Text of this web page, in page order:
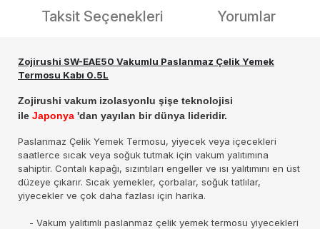
Taksit Seçenekleri Yorumlar
Zojirushi SW-EAE50 Vakumlu Paslanmaz Çelik Yemek
Termosu Kabı 0.5L
Zojirushi vakum izolasyonlu şişe teknolojisi
ile Japonya 'dan yayılan bir dünya lideridir.
Paslanmaz Çelik Yemek Termosu, yiyecek veya içecekleri
saatlerce sıcak veya soğuk tutmak için vakum yalıtımına
sahiptir. Contalı kapağı, sızıntıları engeller ve ısı yalıtımını en üst
düzeye çıkarır. Sıcak yemekler, çorbalar, soğuk tatlılar,
yiyecekler ve çok daha fazlası için harika.
- Vakum yalıtımlı paslanmaz çelik yemek termosu yiyecekleri